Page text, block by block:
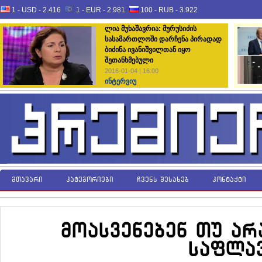
1 - USD - 2.416 1 - EUR - 2.981 100 - RUB - 3.922
ლია მუხაშავრია: მურუსიძის
სასამართლოში დარჩენა პირადად
ბიძინა ივანიშვილთან იყო
შეთანხმებული
2016-01-04 | 16:00
ინტერვიუ
მთავარი კატეგორიები ჩვენს შესახებ კონტაქტი
მოასვენებენ თუ